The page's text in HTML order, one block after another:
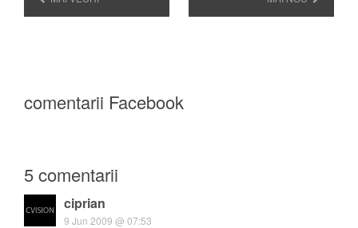
comentarii Facebook
5 comentarii
ciprian
9 Jun 2009 @ 07:53